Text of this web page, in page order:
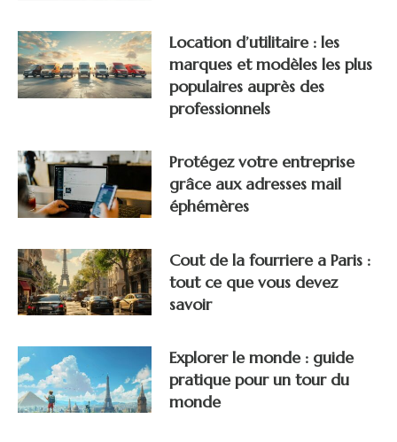
Location d’utilitaire : les
marques et modèles les plus
populaires auprès des
professionnels
Protégez votre entreprise
grâce aux adresses mail
éphémères
Cout de la fourriere a Paris :
tout ce que vous devez
savoir
Explorer le monde : guide
pratique pour un tour du
monde